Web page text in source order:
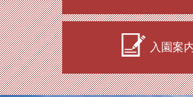
入園案